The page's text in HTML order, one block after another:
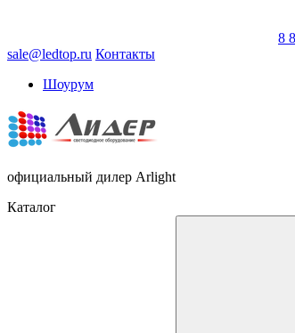
8
sale@ledtop.ru Контакты
Шоурум
официальный дилер Arlight
Каталог